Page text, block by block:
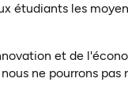
étudiants les
et de
ne pourrons